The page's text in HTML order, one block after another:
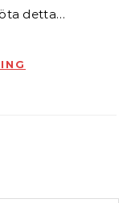
detta…